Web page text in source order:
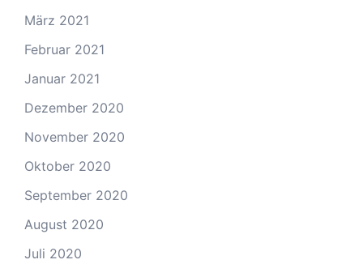
März 2021
Februar 2021
Januar 2021
Dezember 2020
November 2020
Oktober 2020
September 2020
August 2020
Juli 2020